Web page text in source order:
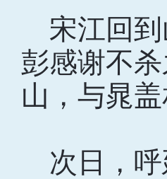
宋江回到
彭感谢不
山，与晁盖
次日，呼